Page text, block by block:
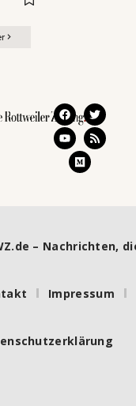
– Nachrichten,
Impressum